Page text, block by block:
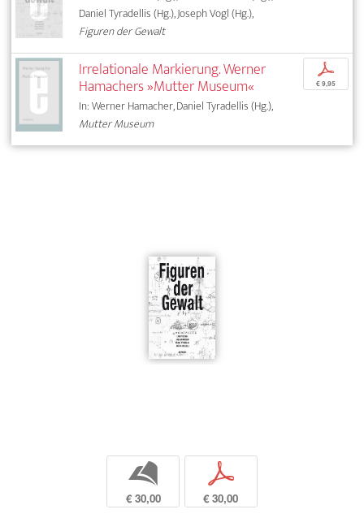
Daniel Tyradellis (Hg.), Joseph Vogl (Hg.),
Figuren der Gewalt
Irrelationale Markierung. Werner
Hamachers »Mutter Museum«
In: Werner Hamacher, Daniel Tyradellis (Hg.),
Mutter Museum
p
€ 9,95
b
€ 30,00
p
€ 30,00